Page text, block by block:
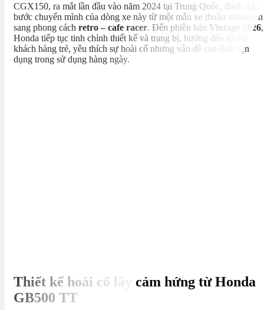
CGX150, ra mắt lần đầu vào năm 2024 tại Trung Quốc, đánh dấu
bước chuyển mình của dòng xe này từ một mẫu xe thuần utilitarian
sang phong cách retro – cafe racer. Đến phiên bản Vintage 2026,
Honda tiếp tục tinh chỉnh thiết kế và trang bị, hướng đến nhóm
khách hàng trẻ, yêu thích sự hoài cổ nhưng vẫn đề cao tính tiện
dụng trong sử dụng hàng ngày.
Thiết kế hoài cổ lấy cảm hứng từ Honda
GB500 TT